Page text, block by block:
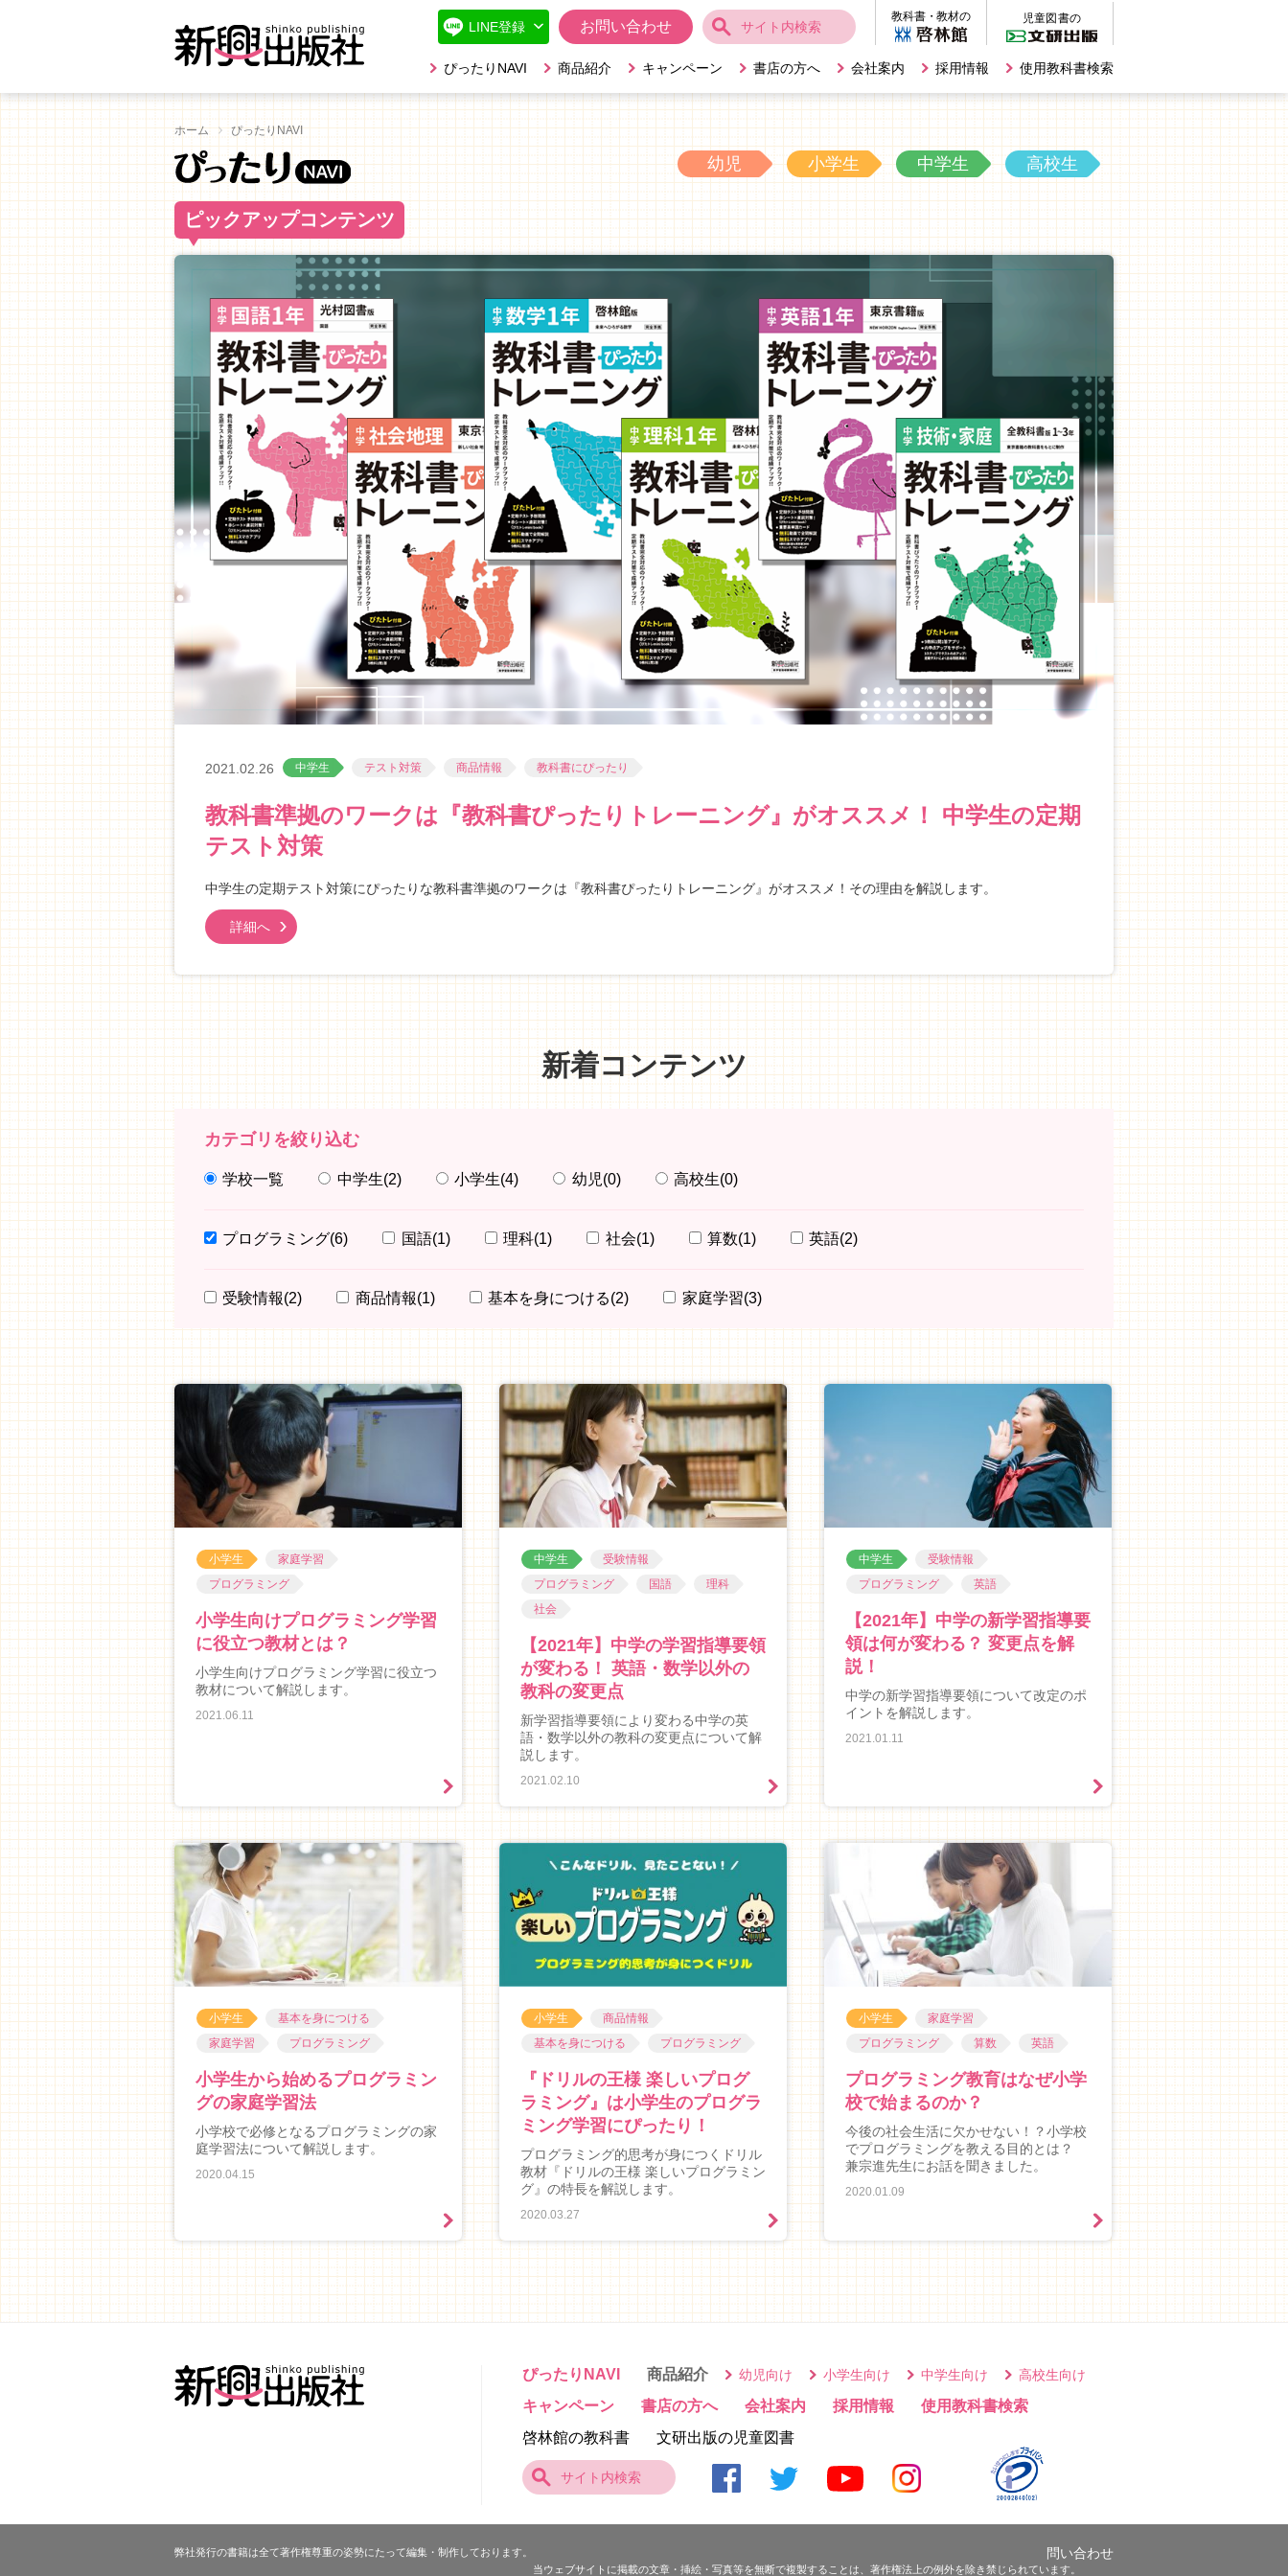
お問い合わせ
ぴったりNAVI 商品紹介 キャンペーン 書店の方へ 会社案内 採用情報 使用教科書検索
ホーム ぴったりNAVI
高校生
中学生
小学生
幼児
ピックアップコンテンツ
2021.02.26 中学生 テスト対策 商品情報 教科書にぴったり
教科書準拠のワークは『教科書ぴったりトレーニング』がオススメ！ 中学生の定期
テスト対策
中学生の定期テスト対策にぴったりな教科書準拠のワークは『教科書ぴったりトレーニング』がオススメ！その理由を解説します。
詳細へ
新着コンテンツ
カテゴリを絞り込む
学校一覧 中学生(2) 小学生(4) 幼児(0) 高校生(0)
プログラミング(6) 国語(1) 理科(1) 社会(1) 算数(1) 英語(2)
受験情報(2) 商品情報(1) 基本を身につける(2) 家庭学習(3)
小学生
家庭学習
プログラミング
小学生向けプログラミング学習
に役立つ教材とは？
小学生向けプログラミング学習に役立つ
教材について解説します。
2021.06.11
中学生
受験情報
プログラミング
国語
理科
社会
【2021年】中学の学習指導要領
が変わる！ 英語・数学以外の
教科の変更点
新学習指導要領により変わる中学の英
語・数学以外の教科の変更点について解
説します。
2021.02.10
中学生
受験情報
プログラミング
英語
【2021年】中学の新学習指導要
領は何が変わる？ 変更点を解
説！
中学の新学習指導要領について改定のポ
イントを解説します。
2021.01.11
小学生
基本を身につける
家庭学習
プログラミング
小学生から始めるプログラミン
グの家庭学習法
小学校で必修となるプログラミングの家
庭学習法について解説します。
2020.04.15
小学生
商品情報
基本を身につける
プログラミング
『ドリルの王様 楽しいプログ
ラミング』は小学生のプログラ
ミング学習にぴったり！
プログラミング的思考が身につくドリル
教材『ドリルの王様 楽しいプログラミン
グ』の特長を解説します。
2020.03.27
小学生
家庭学習
プログラミング
算数 英語
プログラミング教育はなぜ小学
校で始まるのか？
今後の社会生活に欠かせない！？小学校
でプログラミングを教える目的とは？
兼宗進先生にお話を聞きました。
2020.01.09
ぴったりNAVI 商品紹介 幼児向け 小学生向け 中学生向け 高校生向け
キャンペーン 書店の方へ 会社案内 採用情報
使用教科書検索
啓林館の教科書
文研出版の児童図書
問い合わせ
弊社発行の書籍は全て著作権尊重の姿勢にたって編集・制作しております。
当ウェブサイトに掲載の文章・挿絵・写真等を無断で複製することは、著作権法上の例外を除き禁じられています。